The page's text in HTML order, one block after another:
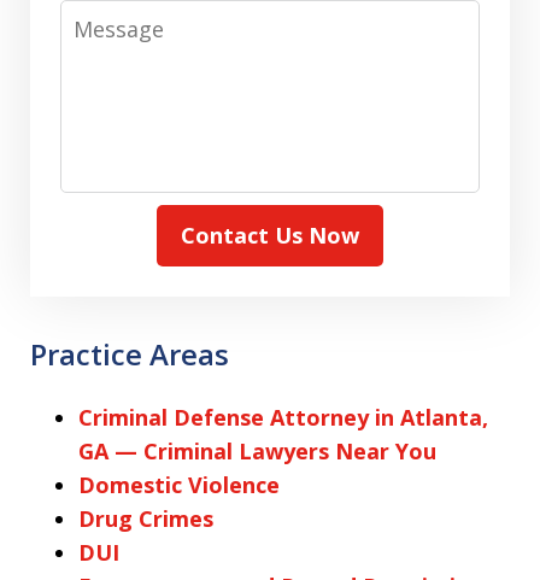
Message
Contact Us Now
Practice Areas
Criminal Defense Attorney in Atlanta,
GA — Criminal Lawyers Near You
Domestic Violence
Drug Crimes
DUI